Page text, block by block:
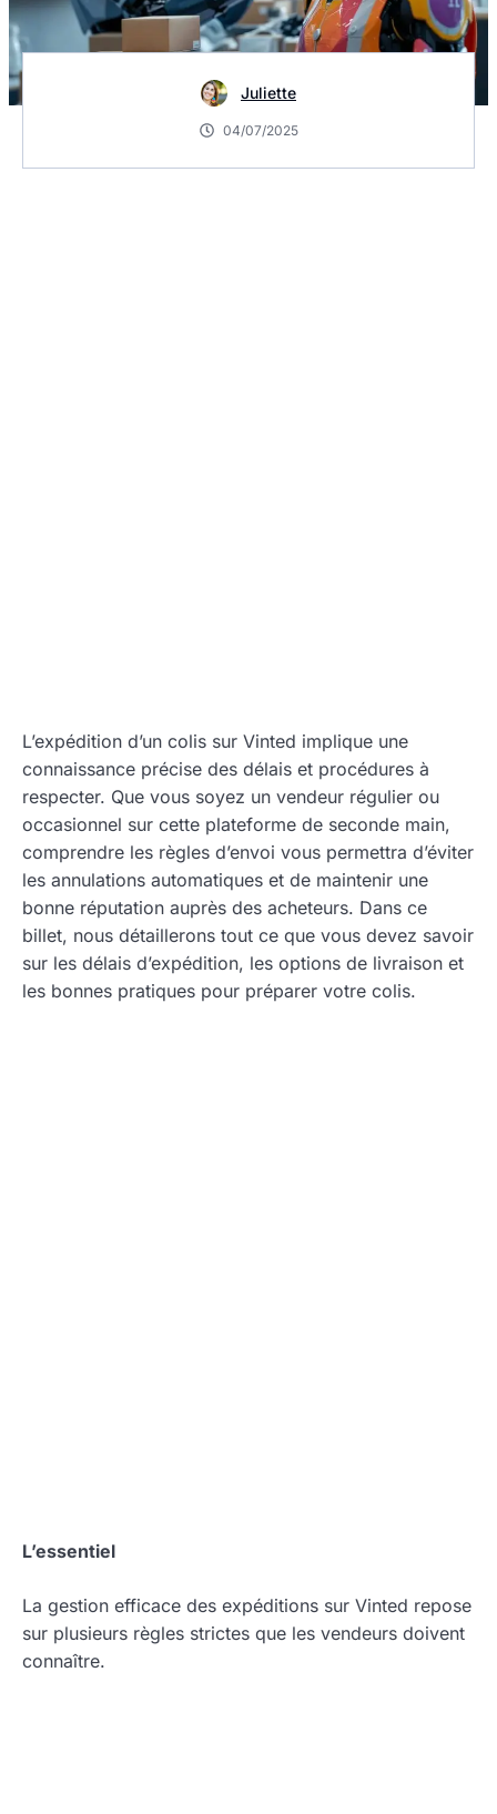
Juliette
04/07/2025
L’expédition d’un colis sur Vinted implique une
connaissance précise des délais et procédures à
respecter. Que vous soyez un vendeur régulier ou
occasionnel sur cette plateforme de seconde main,
comprendre les règles d’envoi vous permettra d’éviter
les annulations automatiques et de maintenir une
bonne réputation auprès des acheteurs. Dans ce
billet, nous détaillerons tout ce que vous devez savoir
sur les délais d’expédition, les options de livraison et
les bonnes pratiques pour préparer votre colis.
L’essentiel
La gestion efficace des expéditions sur Vinted repose
sur plusieurs règles strictes que les vendeurs doivent
connaître.